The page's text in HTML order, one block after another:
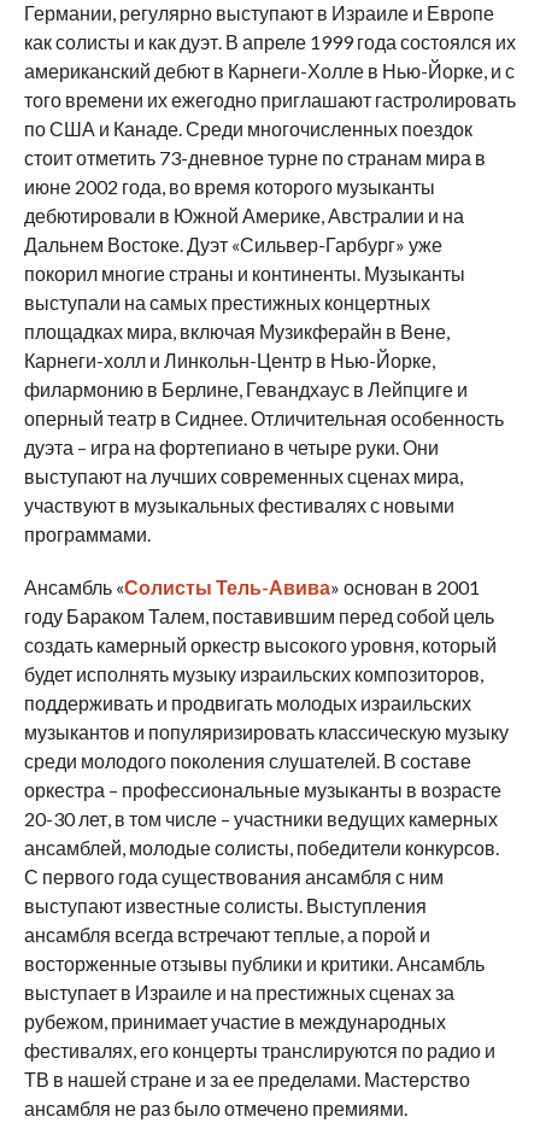
Германии, регулярно выступают в Израиле и Европе
как солисты и как дуэт. В апреле 1999 года состоялся их
американский дебют в Карнеги-Холле в Нью-Йорке, и с
того времени их ежегодно приглашают гастролировать
по США и Канаде. Среди многочисленных поездок
стоит отметить 73-дневное турне по странам мира в
июне 2002 года, во время которого музыканты
дебютировали в Южной Америке, Австралии и на
Дальнем Востоке. Дуэт «Сильвер-Гарбург» уже
покорил многие страны и континенты. Музыканты
выступали на самых престижных концертных
площадках мира, включая Музикферайн в Вене,
Карнеги-холл и Линкольн-Центр в Нью-Йорке,
филармонию в Берлине, Гевандхаус в Лейпциге и
оперный театр в Сиднее. Отличительная особенность
дуэта – игра на фортепиано в четыре руки. Они
выступают на лучших современных сценах мира,
участвуют в музыкальных фестивалях с новыми
программами.
Ансамбль «Солисты Тель-Авива» основан в 2001
году Бараком Талем, поставившим перед собой цель
создать камерный оркестр высокого уровня, который
будет исполнять музыку израильских композиторов,
поддерживать и продвигать молодых израильских
музыкантов и популяризировать классическую музыку
среди молодого поколения слушателей. В составе
оркестра – профессиональные музыканты в возрасте
20-30 лет, в том числе – участники ведущих камерных
ансамблей, молодые солисты, победители конкурсов.
С первого года существования ансамбля с ним
выступают известные солисты. Выступления
ансамбля всегда встречают теплые, а порой и
восторженные отзывы публики и критики. Ансамбль
выступает в Израиле и на престижных сценах за
рубежом, принимает участие в международных
фестивалях, его концерты транслируются по радио и
ТВ в нашей стране и за ее пределами. Мастерство
ансамбля не раз было отмечено премиями.